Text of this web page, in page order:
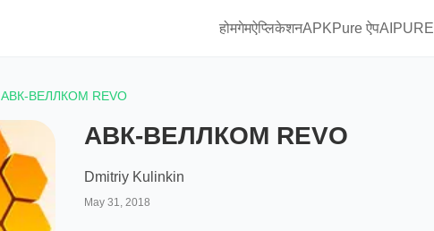
होमगेमऐप्लिकेशनAPKPure ऐपAIPURE
АВК-ВЕЛЛКОМ REVO
АВК-ВЕЛЛКОМ REVO
Dmitriy Kulinkin
May 31, 2018